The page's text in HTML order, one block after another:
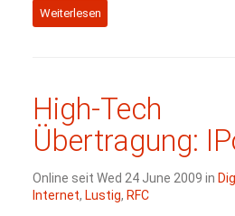
Weiterlesen
High-Tech
Übertragung:
Online seit Wed 24 June 2009 in
Internet, Lustig, RFC